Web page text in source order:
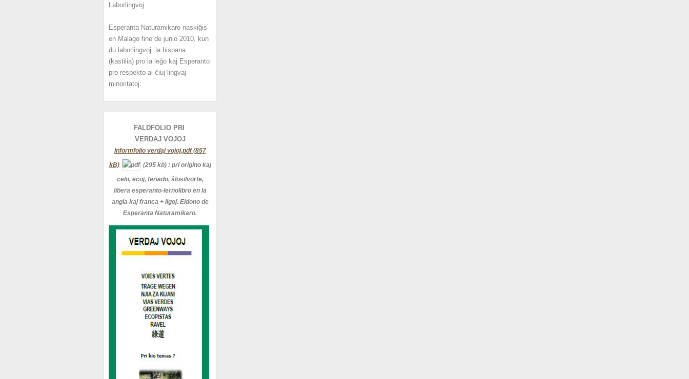
Laborlingvoj
Esperanta Naturamikaro naskiĝis
en Malago fine de junio 2010, kun
du laborlingvoj: la hispana
(kastilia) pro la leĝo kaj Esperanto
pro respekto al ĉiuj lingvaj
minoritatoj.
FALDFOLIO PRI
VERDAJ VOJOJ
Informfolio verdaj vojoj.pdf (857
kB)
(295 kb) : pri origino kaj
celo, ecoj, feriado, ŝlosilvorte,
libera esperanto-lernolibro en la
angla kaj franca + ligoj. Eldono de
Esperanta Naturamikaro.